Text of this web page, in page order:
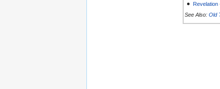
Revelation
See Also: Old